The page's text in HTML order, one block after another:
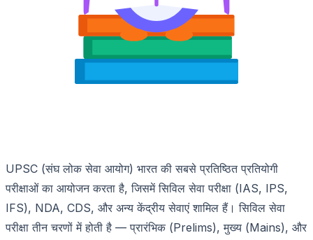
UPSC (संघ लोक सेवा आयोग) भारत की सबसे प्रतिष्ठित प्रतियोगी
परीक्षाओं का आयोजन करता है, जिसमें सिविल सेवा परीक्षा (IAS, IPS,
IFS), NDA, CDS, और अन्य केंद्रीय सेवाएं शामिल हैं। सिविल सेवा
परीक्षा तीन चरणों में होती है — प्रारंभिक (Prelims), मुख्य (Mains), और